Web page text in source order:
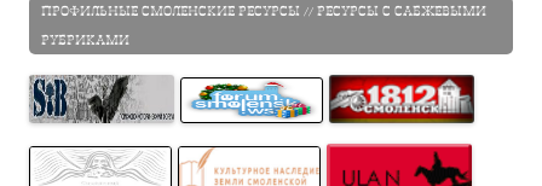
ПРОФИЛЬНЫЕ СМОЛЕНСКИЕ РЕСУРСЫ // РЕСУРСЫ С САБЖЕВЫМИ
РУБРИКАМИ